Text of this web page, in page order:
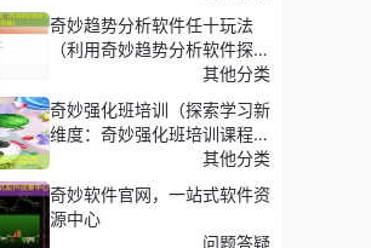
奇妙趋势分析软件任十玩法
（利用奇妙趋势分析软件探
索'任十玩法'的深度策略）
其他分类
奇妙强化班培训（探索学习新
维度：奇妙强化班培训课程介
其他分类
奇妙软件官网，一站式软件资
源中心
问题答疑